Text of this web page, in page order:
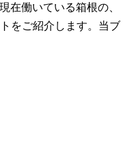
在働いている箱根の、
をご紹介します。当ブ